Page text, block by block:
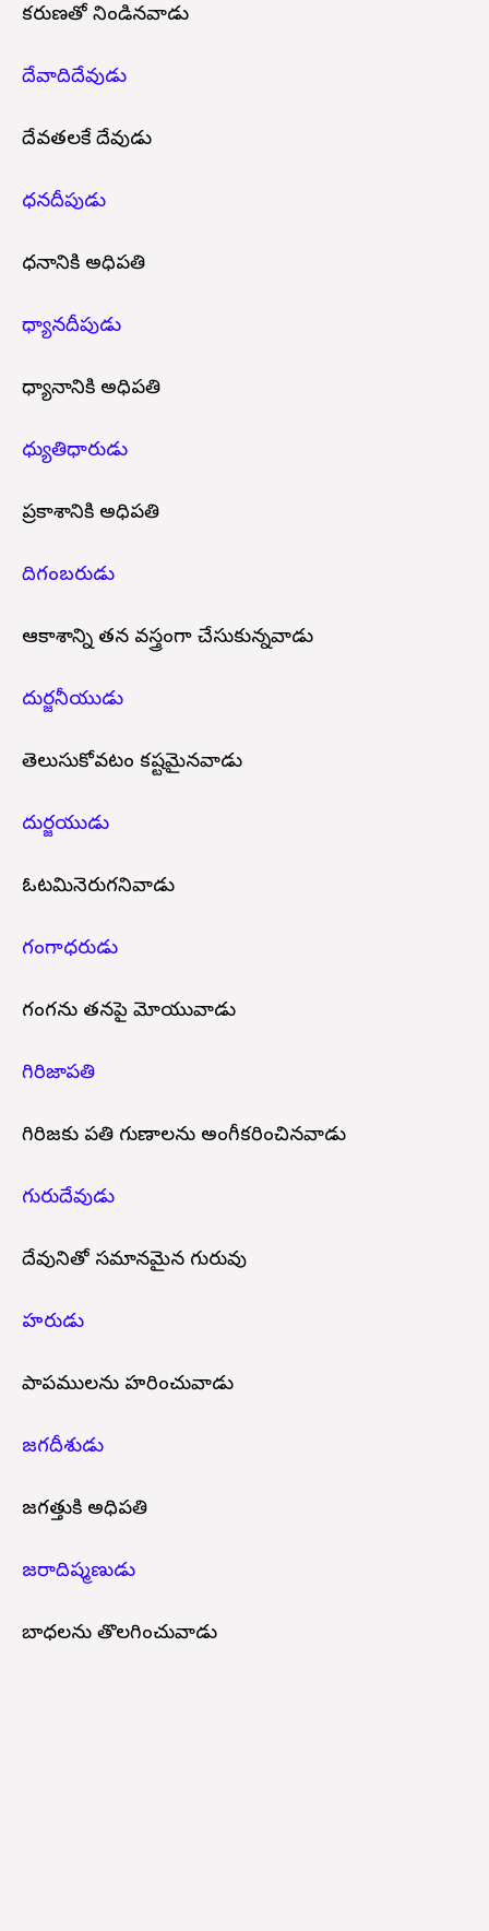
కరుణతో నిండినవాడు
దేవాదిదేవుడు
దేవతలకే దేవుడు
ధనదీపుడు
ధనానికి అధిపతి
ధ్యానదీపుడు
ధ్యానానికి అధిపతి
ధ్యుతిధారుడు
ప్రకాశానికి అధిపతి
దిగంబరుడు
ఆకాశాన్ని తన వస్త్రంగా చేసుకున్నవాడు
దుర్జనీయుడు
తెలుసుకోవటం కష్టమైనవాడు
దుర్జయుడు
ఓటమినెరుగనివాడు
గంగాధరుడు
గంగను తనపై మోయువాడు
గిరిజాపతి
గిరిజకు పతి గుణాలను అంగీకరించినవాడు
గురుదేవుడు
దేవునితో సమానమైన గురువు
హరుడు
పాపములను హరించువాడు
జగదీశుడు
జగత్తుకి అధిపతి
జరాదిష్మణుడు
బాధలను తొలగించువాడు